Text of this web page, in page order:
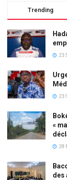
Trending
23
23
«
28
des